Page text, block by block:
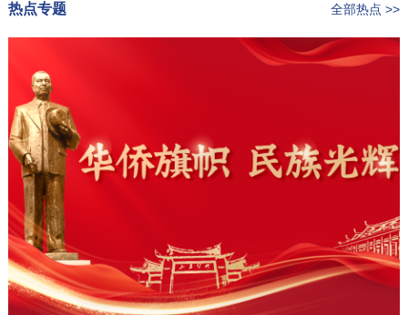
热点专题 全部热点 >>